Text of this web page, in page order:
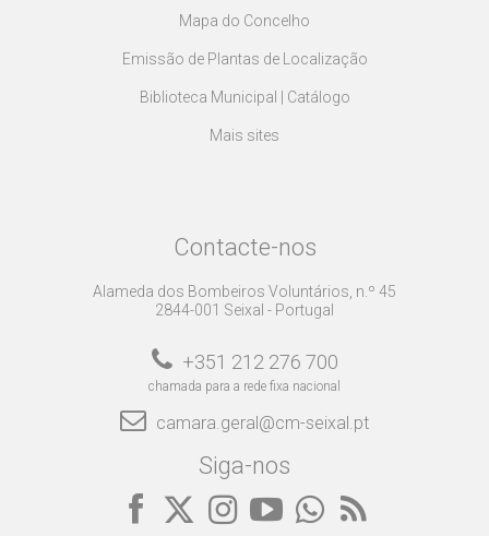
Mapa do Concelho
Emissão de Plantas de Localização
Biblioteca Municipal | Catálogo
Mais sites
Contacte-nos
Alameda dos Bombeiros Voluntários, n.º 45
2844-001 Seixal - Portugal
+351 212 276 700
chamada para a rede fixa nacional
camara.geral@cm-seixal.pt
Siga-nos